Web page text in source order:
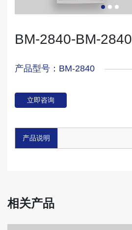
BM-2840-BM-2840
产品型号：BM-2840
立即咨询
产品说明
相关产品